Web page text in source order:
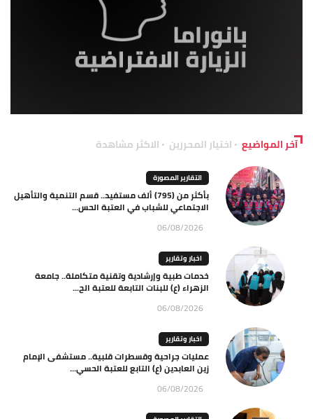
آخر المواضيع اختيار المحررين الاكثر مشاهدة
التقارير المصورة
بأكثر من (795) ألف مستفيد.. قسم التنمية والتأهيل
الاجتماعي للشباب في العتبة الحس...
06/08/2026
اخبار وتقارير
خدمات طبية وإرشادية وتقنية متكاملة.. جامعة
الزهراء (ع) للبنات التابعة للعتبة الح...
06/08/2026
اخبار وتقارير
عمليات جراحية وقسطرات قلبية.. مستشفى الإمام
زين العابدين (ع) التابع للعتبة الحسي...
06/08/2026